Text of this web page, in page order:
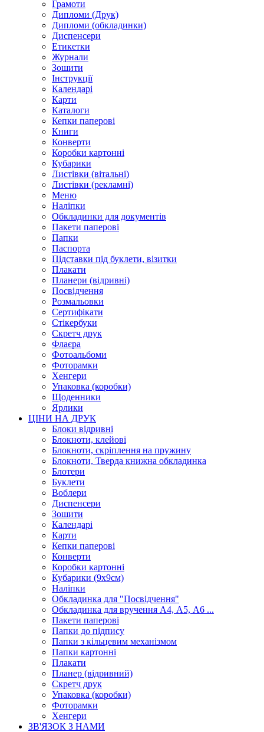
Грамоти
Дипломи (Друк)
Дипломи (обкладинки)
Диспенсери
Етикетки
Журнали
Зошити
Інструкції
Календарі
Карти
Каталоги
Кепки паперові
Книги
Конверти
Коробки картонні
Кубарики
Листівки (вітальні)
Листівки (рекламні)
Меню
Наліпки
Обкладинки для документів
Пакети паперові
Папки
Паспорта
Підставки під буклети, візитки
Плакати
Планери (відривні)
Посвідчення
Розмальовки
Сертифікати
Стікербуки
Скретч друк
Флаєра
Фотоальбоми
Фоторамки
Хенгери
Упаковка (коробки)
Щоденники
Ярлики
ЦІНИ НА ДРУК
Блоки відривні
Блокноти, клейові
Блокноти, скріплення на пружину
Блокноти, Тверда книжна обкладинка
Блотери
Буклети
Воблери
Диспенсери
Зошити
Календарі
Карти
Кепки паперові
Конверти
Коробки картонні
Кубарики (9х9см)
Наліпки
Обкладинка для "Посвідчення"
Обкладинка для вручення А4, А5, А6 ...
Пакети паперові
Папки до підпису
Папки з кільцевим механізмом
Папки картонні
Плакати
Планер (відривний)
Скретч друк
Упаковка (коробки)
Фоторамки
Хенгери
ЗВ'ЯЗОК З НАМИ